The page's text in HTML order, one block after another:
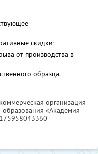
скидки;
от производства в
образца.
организация
образования «Академия